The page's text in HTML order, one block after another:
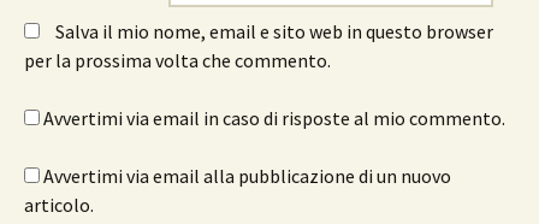
Salva il mio nome, email e sito web in questo browser
per la prossima volta che commento.
Avvertimi via email in caso di risposte al mio commento.
Avvertimi via email alla pubblicazione di un nuovo
articolo.